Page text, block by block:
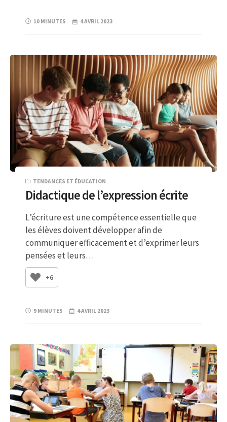
10 MINUTES 4 AVRIL 2023
TENDANCES ET ÉDUCATION
Didactique de l’expression écrite
L’écriture est une compétence essentielle que
les élèves doivent développer afin de
communiquer efficacement et d’exprimer leurs
pensées et leurs…
+6
9 MINUTES 4 AVRIL 2023